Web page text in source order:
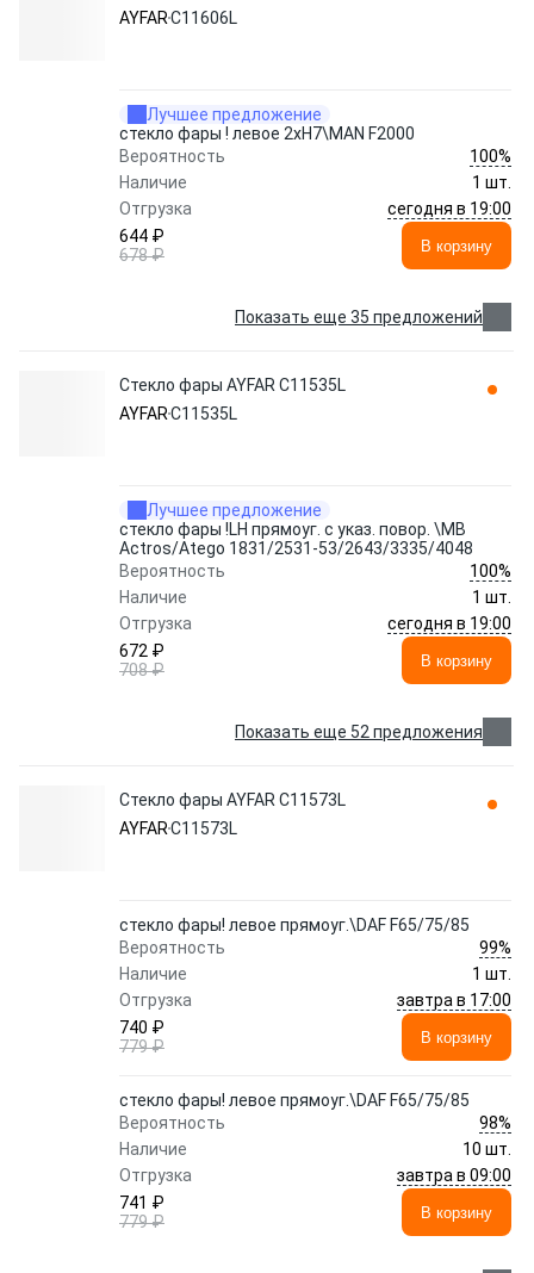
AYFARC11606L
Лучшее предложение
стекло фары ! левое 2xH7\MAN F2000
Вероятность
100%
Наличие
1 шт.
Отгрузка
сегодня в 19:00
644 ₽
678 ₽
В корзину
Показать еще 35 предложений
Стекло фары AYFAR C11535L
AYFARC11535L
Лучшее предложение
стекло фары !LH прямоуг. с указ. повор. \MB
Actros/Atego 1831/2531-53/2643/3335/4048
Вероятность
100%
Наличие
1 шт.
Отгрузка
сегодня в 19:00
672 ₽
708 ₽
В корзину
Показать еще 52 предложения
Стекло фары AYFAR C11573L
AYFARC11573L
стекло фары! левое прямоуг.\DAF F65/75/85
Вероятность
99%
Наличие
1 шт.
Отгрузка
завтра в 17:00
740 ₽
779 ₽
В корзину
стекло фары! левое прямоуг.\DAF F65/75/85
Вероятность
98%
Наличие
10 шт.
Отгрузка
завтра в 09:00
741 ₽
779 ₽
В корзину